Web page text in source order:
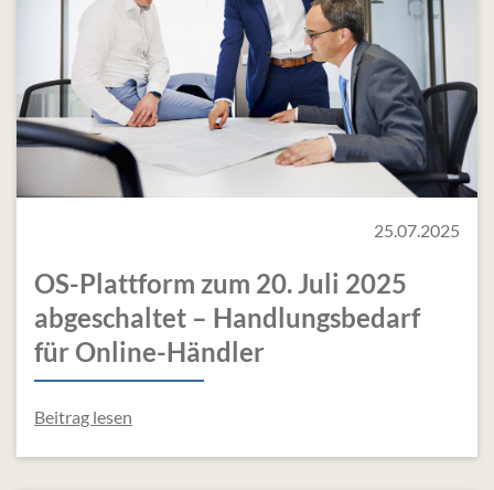
25.07.2025
OS-Plattform zum 20. Juli 2025
abgeschaltet – Handlungsbedarf
für Online-Händler
Beitrag lesen